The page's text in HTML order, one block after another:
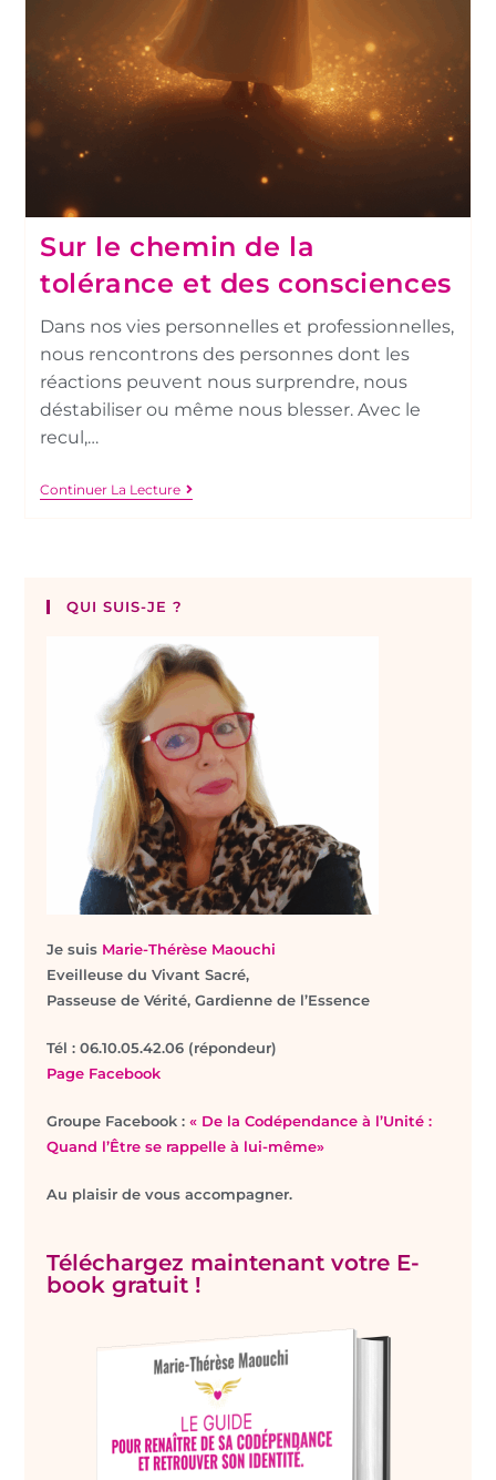
Sur le chemin de la
tolérance et des consciences
Dans nos vies personnelles et professionnelles,
nous rencontrons des personnes dont les
réactions peuvent nous surprendre, nous
déstabiliser ou même nous blesser. Avec le
recul,…
Continuer La Lecture
QUI SUIS-JE ?
Je suis Marie-Thérèse Maouchi
Eveilleuse du Vivant Sacré,
Passeuse de Vérité, Gardienne de l’Essence
Tél : 06.10.05.42.06 (répondeur)
Page Facebook
Groupe Facebook :« De la Codépendance à l’Unité :
Quand l’Être se rappelle à lui-même»
Au plaisir de vous accompagner.
Téléchargez maintenant votre E-
book gratuit !